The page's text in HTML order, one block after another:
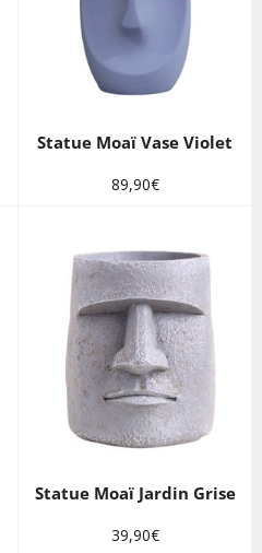
Statue Moaï Vase Violet
Prix
89,90€
Statue Moaï Jardin Grise
Prix
39,90€